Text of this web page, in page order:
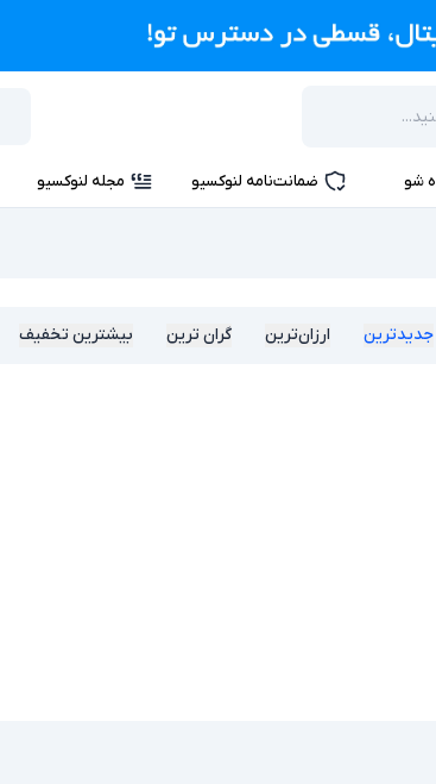
شو ضمانت‌نامه لنوکسیو مجله لنوکسیو
جدیدترین ارزان‌ترین گران ترین بیشترین تخفیف